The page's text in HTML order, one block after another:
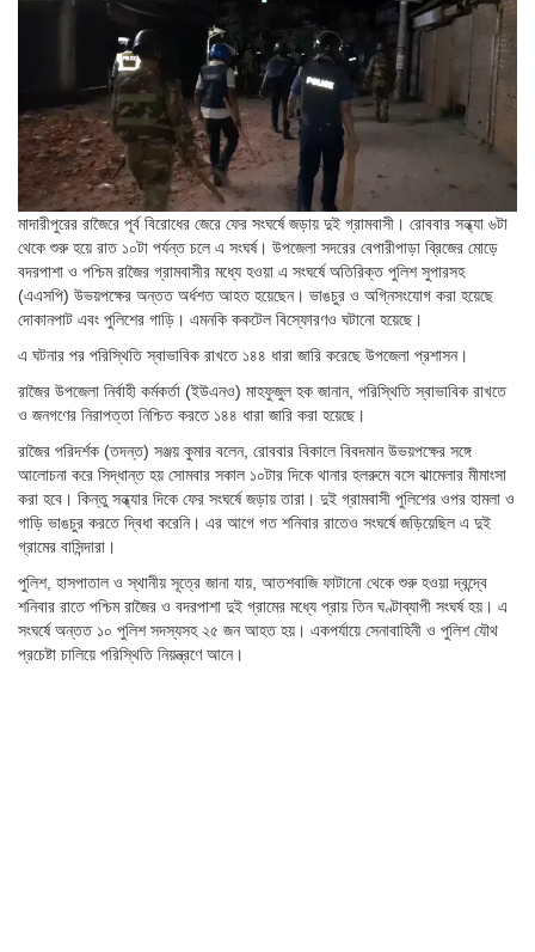
মাদারীপুরের রাজৈরে পূর্ব বিরোধের জেরে ফের সংঘর্ষে জড়ায় দুই গ্রামবাসী। রোববার সন্ধ্যা ৬টা
থেকে শুরু হয়ে রাত ১০টা পর্যন্ত চলে এ সংঘর্ষ। উপজেলা সদরের বেপারীপাড়া ব্রিজের মোড়ে
বদরপাশা ও পশ্চিম রাজৈর গ্রামবাসীর মধ্যে হওয়া এ সংঘর্ষে অতিরিক্ত পুলিশ সুপারসহ
(এএসপি) উভয়পক্ষের অন্তত অর্ধশত আহত হয়েছেন। ভাঙচুর ও অগ্নিসংযোগ করা হয়েছে
দোকানপাট এবং পুলিশের গাড়ি। এমনকি ককটেল বিস্ফোরণও ঘটানো হয়েছে।
এ ঘটনার পর পরিস্থিতি স্বাভাবিক রাখতে ১৪৪ ধারা জারি করেছে উপজেলা প্রশাসন।
রাজৈর উপজেলা নির্বাহী কর্মকর্তা (ইউএনও) মাহফুজুল হক জানান, পরিস্থিতি স্বাভাবিক রাখতে
ও জনগণের নিরাপত্তা নিশ্চিত করতে ১৪৪ ধারা জারি করা হয়েছে।
রাজৈর পরিদর্শক (তদন্ত) সঞ্জয় কুমার বলেন, রোববার বিকালে বিবদমান উভয়পক্ষের সঙ্গে
আলোচনা করে সিদ্ধান্ত হয় সোমবার সকাল ১০টার দিকে থানার হলরুমে বসে ঝামেলার মীমাংসা
করা হবে। কিন্তু সন্ধ্যার দিকে ফের সংঘর্ষে জড়ায় তারা। দুই গ্রামবাসী পুলিশের ওপর হামলা ও
গাড়ি ভাঙচুর করতে দ্বিধা করেনি। এর আগে গত শনিবার রাতেও সংঘর্ষে জড়িয়েছিল এ দুই
গ্রামের বাসিন্দারা।
পুলিশ, হাসপাতাল ও স্থানীয় সূত্রে জানা যায়, আতশবাজি ফাটানো থেকে শুরু হওয়া দ্বন্দ্বে
শনিবার রাতে পশ্চিম রাজৈর ও বদরপাশা দুই গ্রামের মধ্যে প্রায় তিন ঘণ্টাব্যাপী সংঘর্ষ হয়। এ
সংঘর্ষে অন্তত ১০ পুলিশ সদস্যসহ ২৫ জন আহত হয়। একপর্যায়ে সেনাবাহিনী ও পুলিশ যৌথ
প্রচেষ্টা চালিয়ে পরিস্থিতি নিয়ন্ত্রণে আনে।